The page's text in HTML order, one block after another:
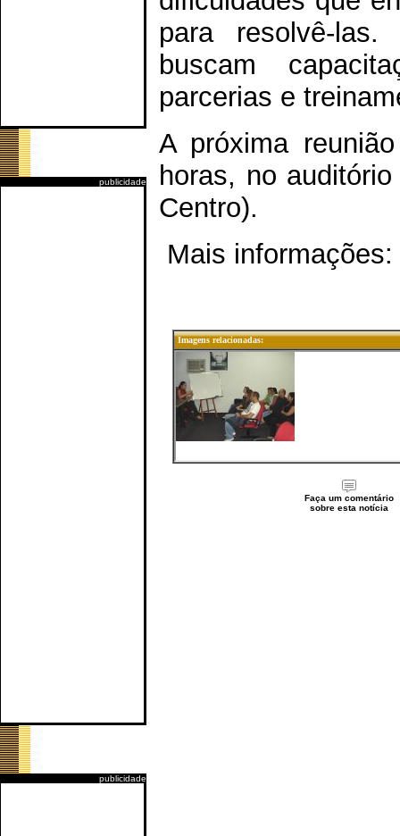
publicidade
publicidade
para resolvê-
buscam
parcerias e
A próxima
horas, no
Centro).
Mais
Imagens relacionadas:
Faça um comentário
sobre esta notícia